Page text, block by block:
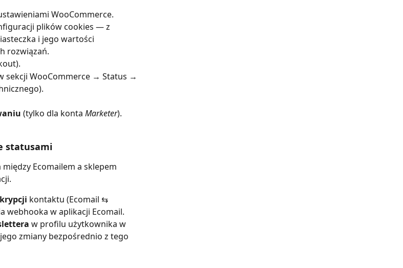
WooCommerce.
plików cookies — z
i jego wartości
rozwiązań.
sekcji WooCommerce → Status →
(tylko dla konta Marketer).
statusami
Ecomailem a sklepem
kontaktu (Ecomail ⇆
w aplikacji Ecomail.
w profilu użytkownika w
zmiany bezpośrednio z tego